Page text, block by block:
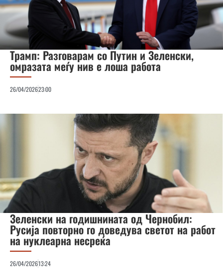
Трамп: Разговарам со Путин и Зеленски,
омразата меѓу нив е лоша работа
26/04/202623:00
Зеленски на годишнината од Чернобил:
Русија повторно го доведува светот на работ
на нуклеарна несреќа
26/04/202613:24